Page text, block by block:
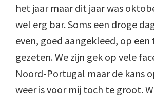
het jaar maar dit jaar was
wel erg bar. Soms een droge
even, goed aangekleed, op een
gezeten. We zijn gek op vele
Noord-Portugal maar de kans
weer is voor mij toch te groot.